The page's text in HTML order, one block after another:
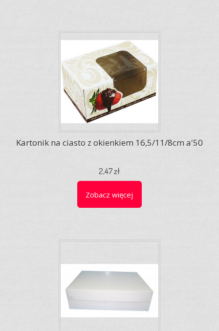
Kartonik na ciasto z okienkiem 16,5/11/8cm a'50
2,47 zł
Zobacz więcej